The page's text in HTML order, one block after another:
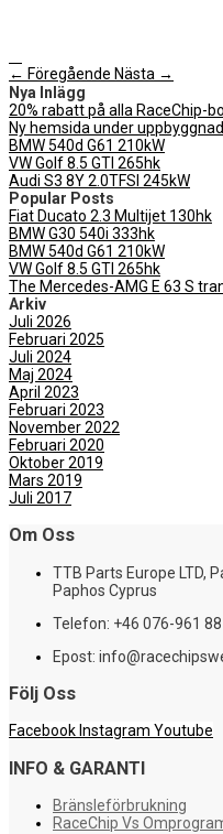
← Föregående Nästa →
Nya Inlägg
20% rabatt på alla RaceChip-
Ny hemsida under
BMW 540d G61 210kW
VW Golf 8.5 GTI 265hk
Audi S3 8Y 2.0TFSI 245kW
Popular Posts
Fiat Ducato 2.3 Multijet 130hk
BMW G30 540i 333hk
BMW 540d G61 210kW
VW Golf 8.5 GTI 265hk
The Mercedes-AMG E 63 S
Arkiv
Juli 2026
Februari 2025
Juli 2024
Maj 2024
April 2023
Februari 2023
November 2022
Februari 2020
Oktober 2019
Mars 2019
Juli 2017
Om Oss
TTB Parts Europe LTD,
Paphos Cyprus
Telefon: +46 076-961
Epost:
Följ Oss
Facebook Instagram Youtube
INFO & GARANTI
Bränsleförbrukning
RaceChip Vs